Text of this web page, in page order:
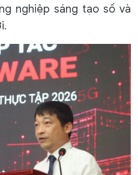
nghiệp sáng tạo số và